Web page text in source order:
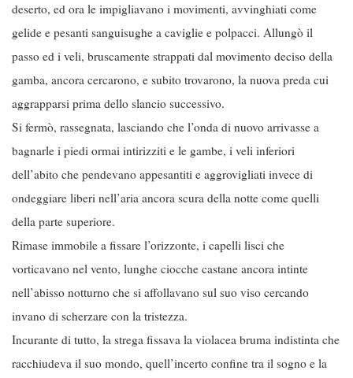
deserto, ed ora le impigliavano i movimenti, avvinghiati come
gelide e pesanti sanguisughe a caviglie e polpacci. Allungò il
passo ed i veli, bruscamente strappati dal movimento deciso della
gamba, ancora cercarono, e subito trovarono, la nuova preda cui
aggrapparsi prima dello slancio successivo.
Si fermò, rassegnata, lasciando che l’onda di nuovo arrivasse a
bagnarle i piedi ormai intirizziti e le gambe, i veli inferiori
dell’abito che pendevano appesantiti e aggrovigliati invece di
ondeggiare liberi nell’aria ancora scura della notte come quelli
della parte superiore.
Rimase immobile a fissare l’orizzonte, i capelli lisci che
vorticavano nel vento, lunghe ciocche castane ancora intinte
nell’abisso notturno che si affollavano sul suo viso cercando
invano di scherzare con la tristezza.
Incurante di tutto, la strega fissava la violacea bruma indistinta che
racchiudeva il suo mondo, quell’incerto confine tra il sogno e la